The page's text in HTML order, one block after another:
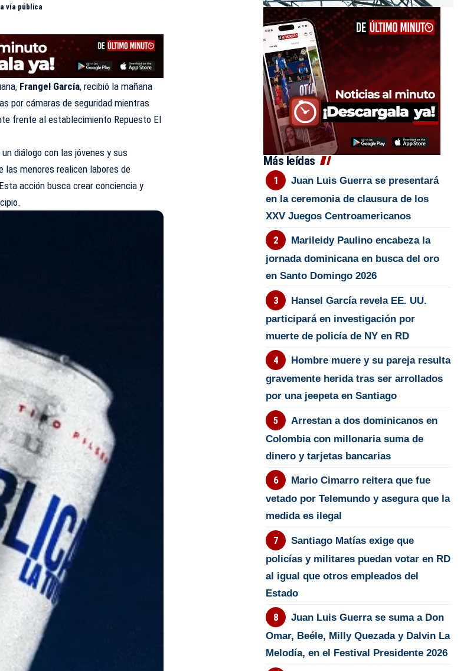
vía pública
Frangel García, recibió la mañana
por cámaras de seguridad mientras
frente al establecimiento Repuesto El
diálogo con las jóvenes y sus
las menores realicen labores de
acción busca crear conciencia y
Más leídas
Juan Luis Guerra se presentará
en la ceremonia de clausura de los
XXV Juegos Centroamericanos
Marileidy Paulino encabeza la
jornada dominicana en busca del oro
en Santo Domingo 2026
Hansel García revela EE. UU.
participará en investigación por
muerte de policía de NY en RD
Hombre muere y su pareja resulta
gravemente herida tras ser arrollados
por una jeepeta en Santiago
Arrestan a dos dominicanos en
Colombia con millonaria suma de
dinero y tarjetas bancarias
Mario Cimarro reitera que fue
vetado por Telemundo y asegura que la
medida es ilegal
Santiago Matías exige que
policías y militares puedan votar en RD
al igual que otros empleados del
Estado
Juan Luis Guerra se suma a Don
Omar, Beéle, Milly Quezada y Dalvin La
Melodía, en el Festival Presidente 2026